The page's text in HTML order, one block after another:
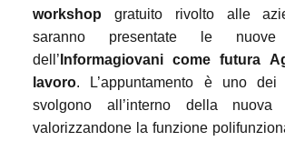
workshop gratuito rivolto alle
saranno presentate le nuove
dell’ Informagiovani come futura
lavoro. L’appuntamento è uno
svolgono all’interno della nuova
valorizzandone la funzione